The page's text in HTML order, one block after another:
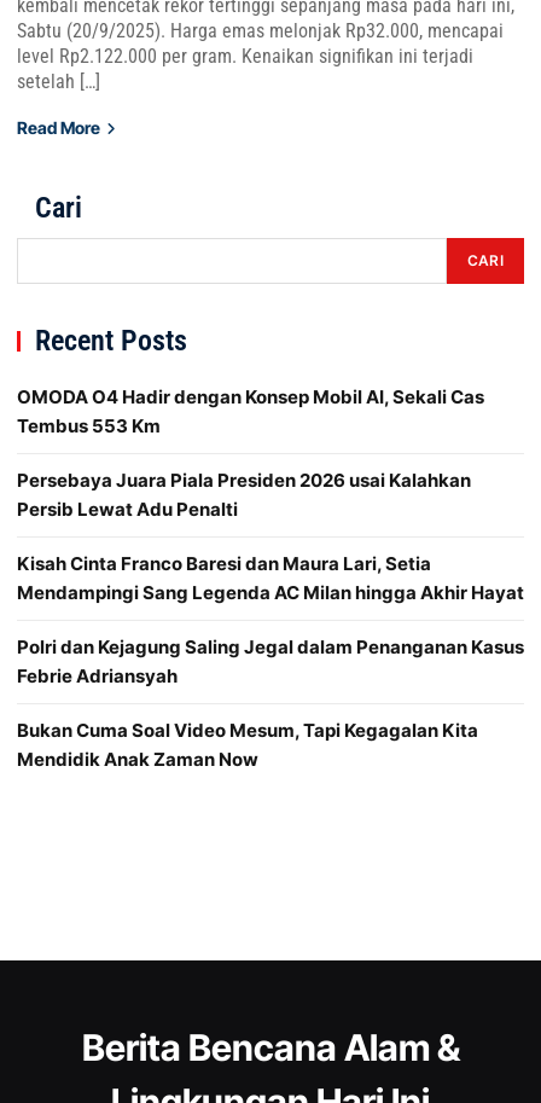
kembali mencetak rekor tertinggi sepanjang masa pada hari ini,
Sabtu (20/9/2025). Harga emas melonjak Rp32.000, mencapai
level Rp2.122.000 per gram. Kenaikan signifikan ini terjadi
setelah […]
Read More
Cari
CARI
Recent Posts
OMODA O4 Hadir dengan Konsep Mobil AI, Sekali Cas
Tembus 553 Km
Persebaya Juara Piala Presiden 2026 usai Kalahkan
Persib Lewat Adu Penalti
Kisah Cinta Franco Baresi dan Maura Lari, Setia
Mendampingi Sang Legenda AC Milan hingga Akhir Hayat
Polri dan Kejagung Saling Jegal dalam Penanganan Kasus
Febrie Adriansyah
Bukan Cuma Soal Video Mesum, Tapi Kegagalan Kita
Mendidik Anak Zaman Now
Berita Bencana Alam &